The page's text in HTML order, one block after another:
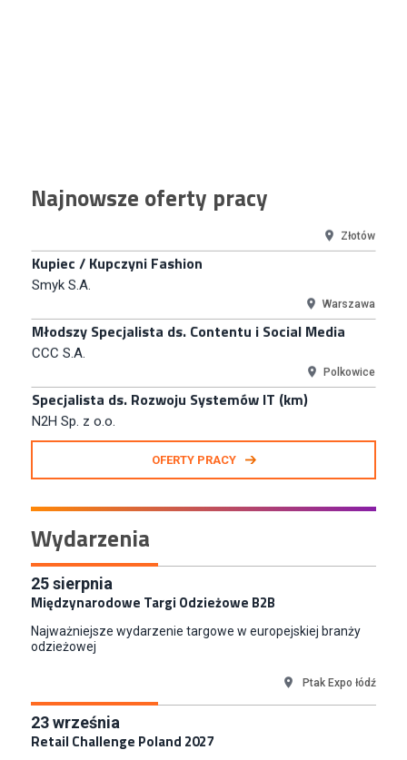
Najnowsze oferty pracy
TERG S.A.
Smyk S.A.
Młodszy Specjalista ds. Contentu i Social Media
CCC S.A.
N2H Sp. z o.o.
Zastępca Kierownika Salonu CH Riviera (m/k)
Specjalista/tka ds. Utrzymania Ruchu
W.Kruk
Key Account Manager Meble
Empik
Młodszy Specjalista ds. Sprzedaży B2B (K/M/N)
Warszawa
Key Account Manager
Puccini
OFERTY PRACY
Wydarzenia
25sierpnia
Międzynarodowe Targi Odzieżowe B2B
Najważniejsze wydarzenie targowe w europejskiej branży
odzieżowej
Ptak Expo łódź
23września
Retail Challenge Poland 2027